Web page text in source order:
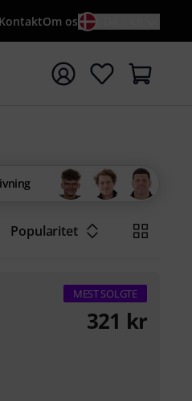
KontaktOm os
Popularitet
MEST SOLGTE
321 kr